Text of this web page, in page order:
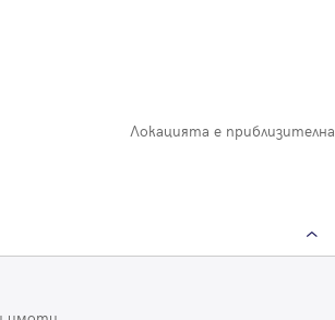
Локацията е приблизителна